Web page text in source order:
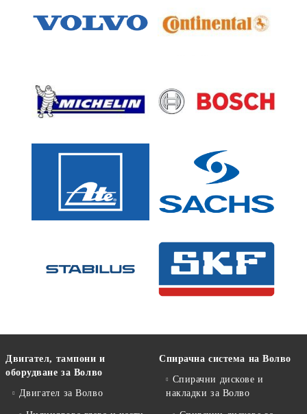
Двигател, тампони и
оборудване за Волво
Двигател за Волво
Спирачна система на Волво
Спирачни дискове и
накладки за Волво